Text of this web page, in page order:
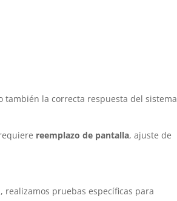
la correcta respuesta del sistema
reemplazo de pantalla, ajuste de
realizamos pruebas específicas para